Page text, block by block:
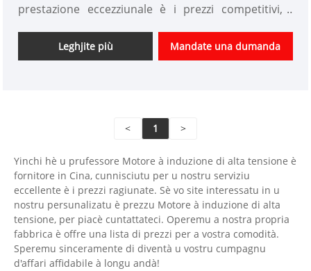
prestazione eccezziunale è i prezzi competitivi, i
l'industria. A cumpagnia hè impegnata à furnisce
l'innuvazione è e soluzioni di alta qualità, superendu
Leghjite più Mandate una dumanda
< 1 >
Yinchi hè u prufessore Motore à induzione di alta tensione è
fornitore in Cina, cunnisciutu per u nostru serviziu
eccellente è i prezzi ragiunate. Sè vo site interessatu in u
nostru persunalizatu è prezzu Motore à induzione di alta
tensione, per piacè cuntattateci. Operemu a nostra propria
fabbrica è offre una lista di prezzi per a vostra comodità.
Speremu sinceramente di diventà u vostru cumpagnu
d'affari affidabile à longu andà!